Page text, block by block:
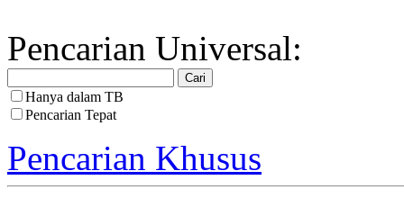
Pencarian Universal:
Hanya dalam TB
Pencarian Tepat
Pencarian Khusus